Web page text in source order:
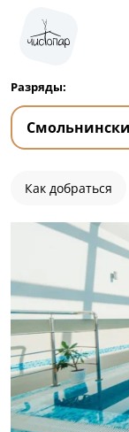
Разряды:
Как добраться